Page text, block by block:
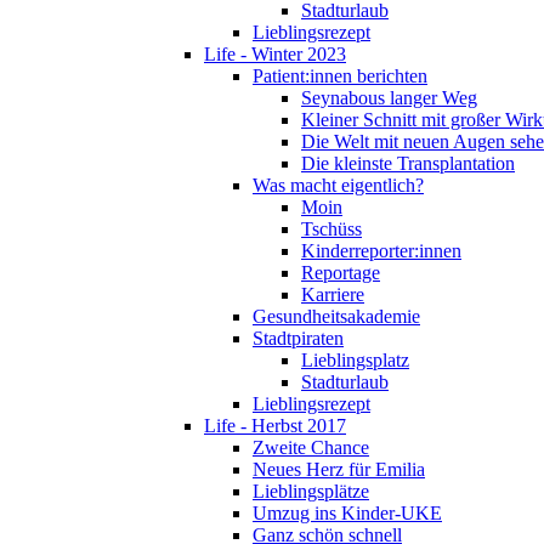
Stadturlaub
Lieblingsrezept
Life - Winter 2023
Patient:innen berichten
Seynabous langer Weg
Kleiner Schnitt mit großer
Die Welt mit neuen Augen
Die kleinste Transplantation
Was macht eigentlich?
Moin
Tschüss
Kinderreporter:innen
Reportage
Karriere
Gesundheitsakademie
Stadtpiraten
Lieblingsplatz
Stadturlaub
Lieblingsrezept
Life - Herbst 2017
Zweite Chance
Neues Herz für Emilia
Lieblingsplätze
Umzug ins Kinder-UKE
Ganz schön schnell